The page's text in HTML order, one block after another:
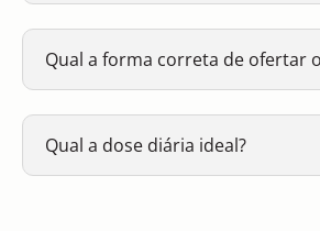
Qual a forma correta de ofertar
Qual a dose diária ideal?